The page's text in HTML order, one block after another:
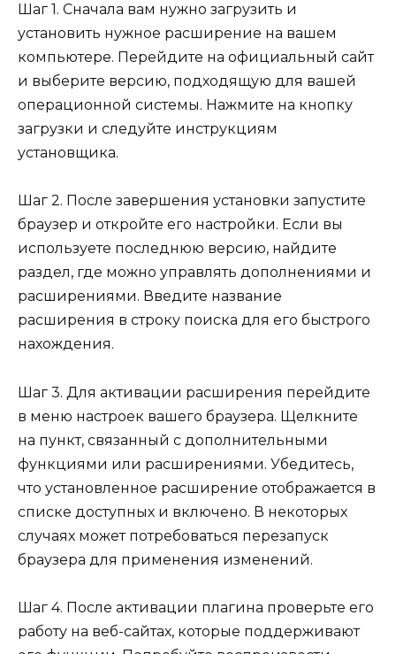
Шаг 1. Сначала вам нужно загрузить и
установить нужное расширение на вашем
компьютере. Перейдите на официальный сайт
и выберите версию, подходящую для вашей
операционной системы. Нажмите на кнопку
загрузки и следуйте инструкциям
установщика.
Шаг 2. После завершения установки запустите
браузер и откройте его настройки. Если вы
используете последнюю версию, найдите
раздел, где можно управлять дополнениями и
расширениями. Введите название
расширения в строку поиска для его быстрого
нахождения.
Шаг 3. Для активации расширения перейдите
в меню настроек вашего браузера. Щелкните
на пункт, связанный с дополнительными
функциями или расширениями. Убедитесь,
что установленное расширение отображается в
списке доступных и включено. В некоторых
случаях может потребоваться перезапуск
браузера для применения изменений.
Шаг 4. После активации плагина проверьте его
работу на веб-сайтах, которые поддерживают